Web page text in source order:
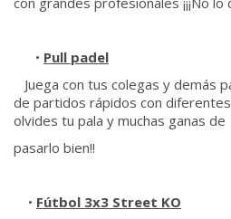
• Pull padel
Juega con tus colegas y demás
de partidos rápidos con diferentes
olvides tu pala y muchas ganas de
pasarlo bien!!
• Fútbol 3x3 Street KO